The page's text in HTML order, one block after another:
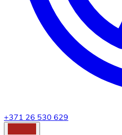
+371 26 530 629